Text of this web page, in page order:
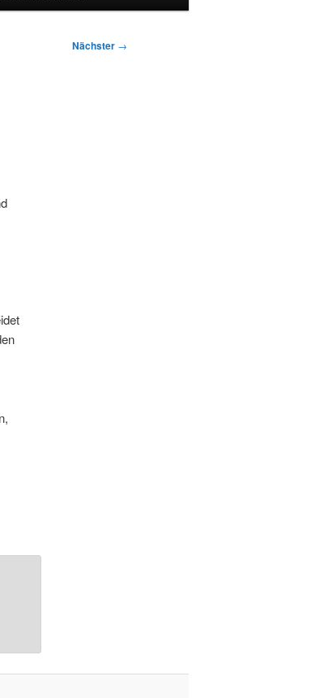
Nächster →